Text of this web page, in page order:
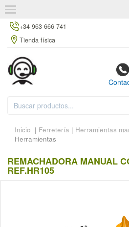
+34 963 666 741
Tienda física
Inicio | Ferretería | Herramientas
Herramientas
REMACHADORA MANUAL
REF.HR105